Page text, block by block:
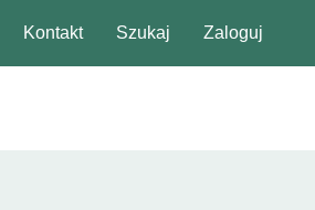
Kontakt Szukaj Zaloguj